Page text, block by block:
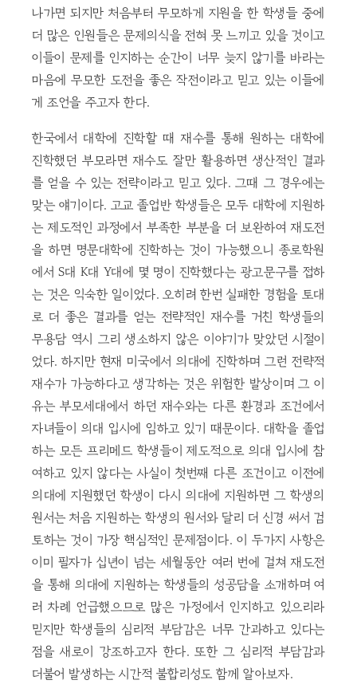
나가면 되지만 처음부터 무모하게 지원을 한 학생들 중에
더 많은 인원들은 문제의식을 전혀 못 느끼고 있을 것이고
이들이 문제를 인지하는 순간이 너무 늦지 않기를 바라는
마음에 무모한 도전을 좋은 작전이라고 믿고 있는 이들에
게 조언을 주고자 한다.
한국에서 대학에 진학할 때 재수를 통해 원하는 대학에
진학했던 부모라면 재수도 잘만 활용하면 생산적인 결과
를 얻을 수 있는 전략이라고 믿고 있다. 그때 그 경우에는
맞는 얘기이다. 고교 졸업반 학생들은 모두 대학에 지원하
는 제도적인 과정에서 부족한 부분을 더 보완하여 재도전
을 하면 명문대학에 진학하는 것이 가능했으니 종로학원
에서 S대 K대 Y대에 몇 명이 진학했다는 광고문구를 접하
는 것은 익숙한 일이었다. 오히려 한번 실패한 경험을 토대
로 더 좋은 결과를 얻는 전략적인 재수를 거친 학생들의
무용담 역시 그리 생소하지 않은 이야기가 맞았던 시절이
었다. 하지만 현재 미국에서 의대에 진학하며 그런 전략적
재수가 가능하다고 생각하는 것은 위험한 발상이며 그 이
유는 부모세대에서 하던 재수와는 다른 환경과 조건에서
자녀들이 의대 입시에 임하고 있기 때문이다. 대학을 졸업
하는 모든 프리메드 학생들이 제도적으로 의대 입시에 참
여하고 있지 않다는 사실이 첫번째 다른 조건이고 이전에
의대에 지원했던 학생이 다시 의대에 지원하면 그 학생의
원서는 처음 지원하는 학생의 원서와 달리 더 신경 써서 검
토하는 것이 가장 핵심적인 문제점이다. 이 두가지 사항은
이미 필자가 십년이 넘는 세월동안 여러 번에 걸쳐 재도전
을 통해 의대에 지원하는 학생들의 성공담을 소개하며 여
러 차례 언급했으므로 많은 가정에서 인지하고 있으리라
믿지만 학생들의 심리적 부담감은 너무 간과하고 있다는
점을 새로이 강조하고자 한다. 또한 그 심리적 부담감과
더불어 발생하는 시간적 불합리성도 함께 알아보자.